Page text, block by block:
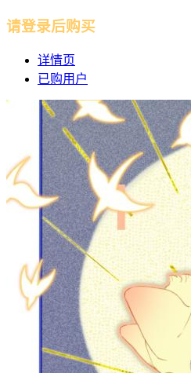
请登录后购买
详情页
已购用户